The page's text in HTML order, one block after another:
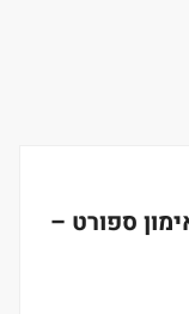
ספורט –